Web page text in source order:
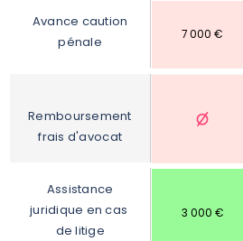
Avance caution
pénale
7 000 €
Remboursement
frais d'avocat
Assistance
juridique en cas
de litige
3 000 €